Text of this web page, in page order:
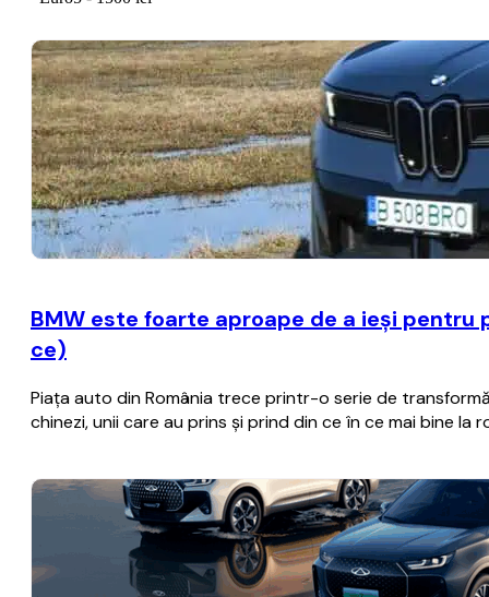
BMW este foarte aproape de a ieşi pentru
ce)
Piaţa auto din România trece printr-o serie de
chinezi, unii care au prins şi prind din ce în ce mai bine la